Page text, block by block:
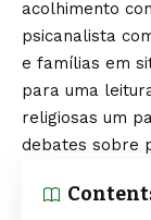
acolhimento
psicanalista
e famílias em
para uma
religiosas um
debates sobre